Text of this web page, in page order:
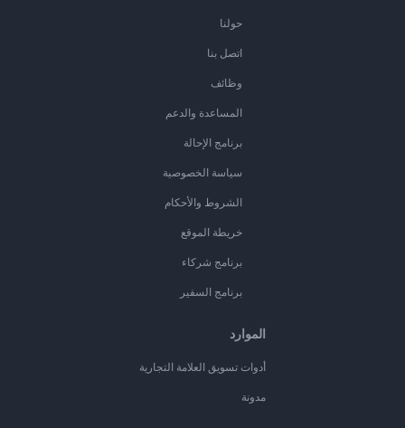
حولنا
اتصل بنا
وظائف
المساعدة والدعم
برنامج الإحالة
سياسة الخصوصية
الشروط والأحكام
خريطة الموقع
برنامج شركاء
برنامج السفير
الموارد
أدوات تسويق العلامة التجارية
مدونة